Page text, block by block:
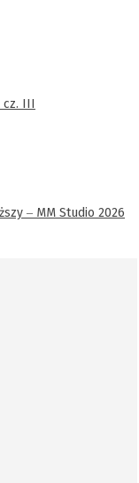
cz. III
‒ MM Studio 2026